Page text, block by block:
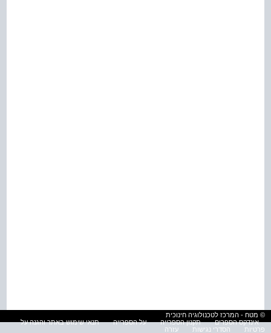
© מטח - המרכז לטכנולוגיה חינוכית
אינדקס הספרים
תקנון הספרייה על הספרייה
תנאי שימוש באתר והגנה על
פרטיות
הסדרי נגישות עזרה